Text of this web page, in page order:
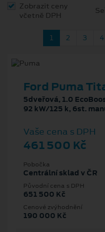
Zobrazit ceny
včetně DPH
1 2 3 4
Ford Puma
5dveřová, 1.0
92 kW/125 k, 6st.
Vaše cena s DPH
461 500 Kč
Pobočka
Centrální sklad v ČR
Původní cena s DPH
651 500 Kč
Cenové zvýhodnění
190 000 Kč